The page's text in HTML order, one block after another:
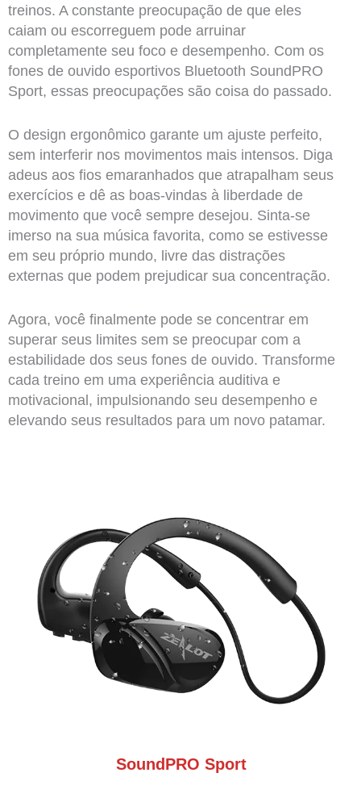
treinos. A constante preocupação de que eles
caiam ou escorreguem pode arruinar
completamente seu foco e desempenho. Com os
fones de ouvido esportivos Bluetooth SoundPRO
Sport, essas preocupações são coisa do passado.
O design ergonômico garante um ajuste perfeito,
sem interferir nos movimentos mais intensos. Diga
adeus aos fios emaranhados que atrapalham seus
exercícios e dê as boas-vindas à liberdade de
movimento que você sempre desejou. Sinta-se
imerso na sua música favorita, como se estivesse
em seu próprio mundo, livre das distrações
externas que podem prejudicar sua concentração.
Agora, você finalmente pode se concentrar em
superar seus limites sem se preocupar com a
estabilidade dos seus fones de ouvido. Transforme
cada treino em uma experiência auditiva e
motivacional, impulsionando seu desempenho e
elevando seus resultados para um novo patamar.
SoundPRO Sport